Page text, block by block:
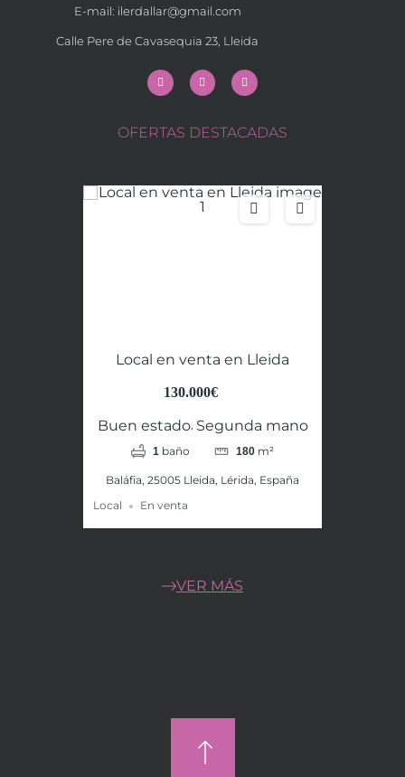
E-mail: ilerdallar@gmail.com
Calle Pere de Cavasequia 23, Lleida
OFERTAS DESTACADAS
Local en venta en Lleida
130.000€
Buen estado, Segunda mano
1 baño 180 m²
Baláfia, 25005 Lleida, Lérida, España
Local
En venta
VER MÁS